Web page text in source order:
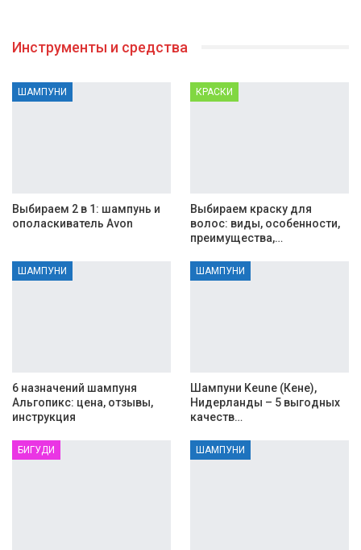
Инструменты и средства
ШАМПУНИ
Выбираем 2 в 1: шампунь и
ополаскиватель Avon
КРАСКИ
Выбираем краску для
волос: виды, особенности,
преимущества,…
ШАМПУНИ
6 назначений шампуня
Альгопикс: цена, отзывы,
инструкция
ШАМПУНИ
Шампуни Keune (Кене),
Нидерланды – 5 выгодных
качеств…
БИГУДИ ШАМПУНИ